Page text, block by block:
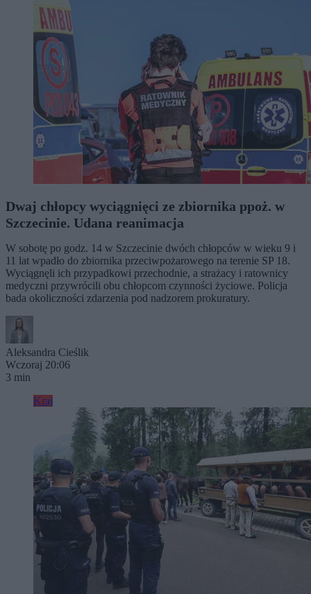
Dwaj chłopcy wyciągnięci ze zbiornika ppoż. w
Szczecinie. Udana reanimacja
W sobotę po godz. 14 w Szczecinie dwóch chłopców w wieku 9 i
11 lat wpadło do zbiornika przeciwpożarowego na terenie SP 18.
Wyciągnęli ich przypadkowi przechodnie, a strażacy i ratownicy
medyczni przywrócili obu chłopcom czynności życiowe. Policja
bada okoliczności zdarzenia pod nadzorem prokuratury.
Aleksandra Cieślik
Wczoraj 20:06
3 min
Kraj